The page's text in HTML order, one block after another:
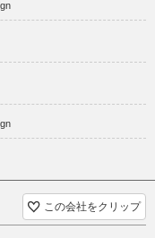
面にはランダムに張り合
を表現。路面近くには、
がかった人も気軽に立ち
りのテントも採光を遮ら
夫をすることで、入り口
しい色合いに包み込まれ
リーンは、入った時に自
この会社をクリップ